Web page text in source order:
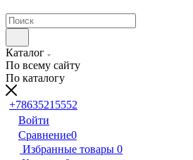
Каталог
По всему сайту
По каталогу
+78635215552
Войти
Сравнение0
Избранные товары 0